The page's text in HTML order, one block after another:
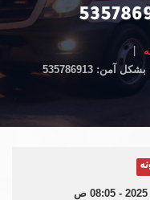
535786913